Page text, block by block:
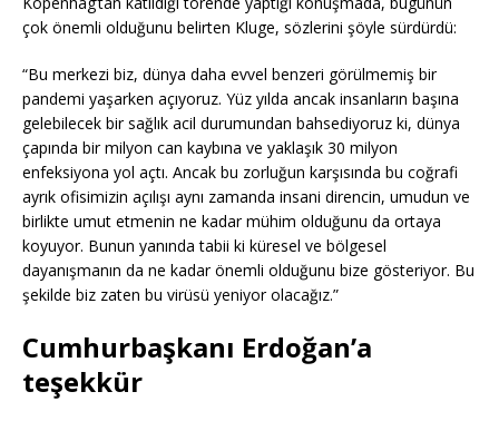
çok önemli olduğunu belirten Kluge, sözlerini şöyle sürdürdü:
“Bu merkezi biz, dünya daha evvel benzeri görülmemiş bir
pandemi yaşarken açıyoruz. Yüz yılda ancak insanların başına
gelebilecek bir sağlık acil durumundan bahsediyoruz ki, dünya
çapında bir milyon can kaybına ve yaklaşık 30 milyon
enfeksiyona yol açtı. Ancak bu zorluğun karşısında bu coğrafi
ayrık ofisimizin açılışı aynı zamanda insani direncin, umudun ve
birlikte umut etmenin ne kadar mühim olduğunu da ortaya
koyuyor. Bunun yanında tabii ki küresel ve bölgesel
dayanışmanın da ne kadar önemli olduğunu bize gösteriyor. Bu
şekilde biz zaten bu virüsü yeniyor olacağız.”
Cumhurbaşkanı Erdoğan’a
teşekkür